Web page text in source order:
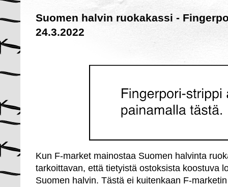
Suomen halvin ruokakassi -
24.3.2022
Kun F-market mainostaa Suomen halvinta
tarkoittavan, että tietyistä ostoksista koostuva
Suomen halvin. Tästä ei kuitenkaan F-